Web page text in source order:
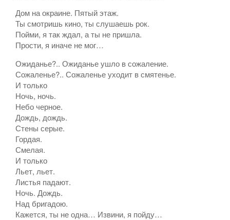
Дом на окраине. Пятый этаж.
Ты смотришь кино, ты слушаешь рок.
Пойми, я так ждал, а ты не пришла.
Прости, я иначе не мог…
Ожиданье?.. Ожиданье ушло в сожаление.
Сожаленье?.. Сожаленье уходит в смятенье.
И только
Ночь, ночь.
Небо черное.
Дождь, дождь.
Стены серые.
Гордая.
Смелая.
И только
Льет, льет.
Листья падают.
Ночь. Дождь.
Над бригадою.
Кажется, ты не одна… Извини, я пойду…